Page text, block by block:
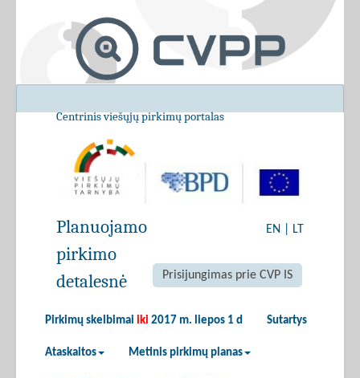
Centrinis viešųjų pirkimų portalas
EN LT
Prisijungimas prie CVP IS
Pirkimų skelbimai iki 2017 m. liepos 1 d Sutartys
Ataskaitos Metinis pirkimų planas
Planuojamo
pirkimo
detalesnė